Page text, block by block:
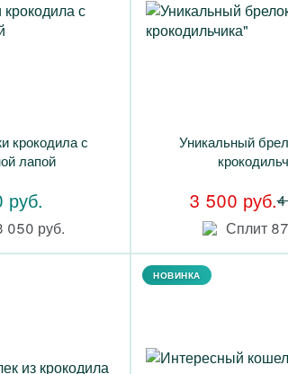
крокодила с
лапой
руб.
050 руб.
Уникальный
3 500 руб.4
Сплит
НОВИНКА